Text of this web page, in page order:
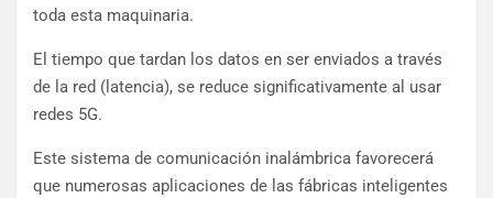
toda esta maquinaria.
El tiempo que tardan los datos en ser enviados a través
de la red (latencia), se reduce significativamente al usar
redes 5G.
Este sistema de comunicación inalámbrica favorecerá
que numerosas aplicaciones de las fábricas inteligentes